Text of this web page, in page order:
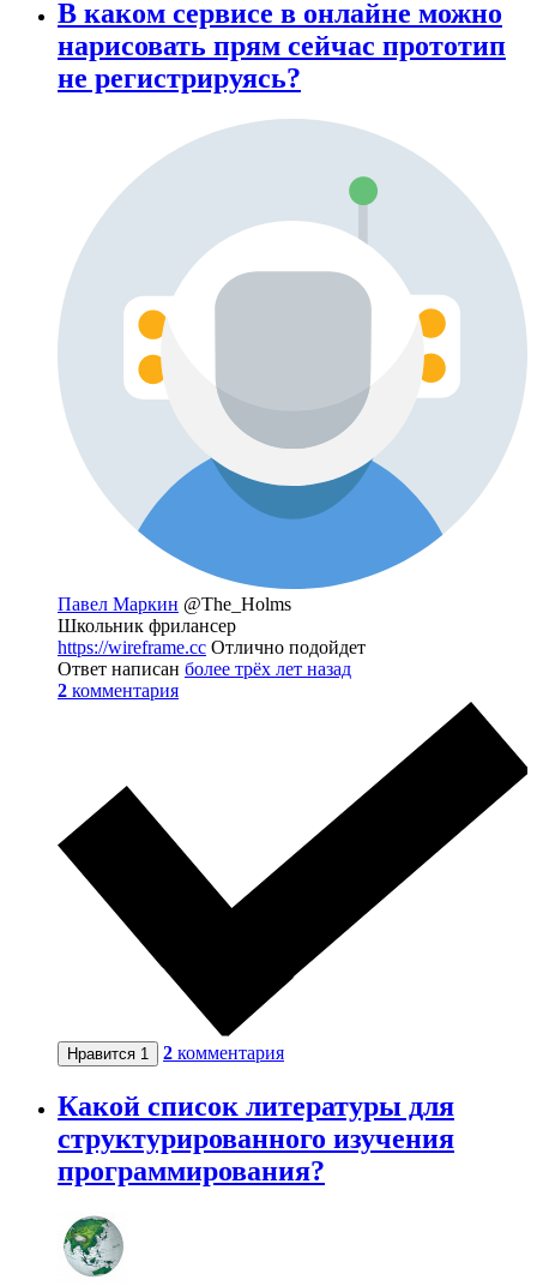
В каком сервисе в онлайне можно
нарисовать прям сейчас прототип
не регистрируясь?
Павел Маркин @The_Holms
Школьник фрилансер
https://wireframe.cc Отлично подойдет
Ответ написан более трёх лет назад
2 комментария
Нравится 1 2 комментария
Какой список литературы для
структурированного изучения
программирования?